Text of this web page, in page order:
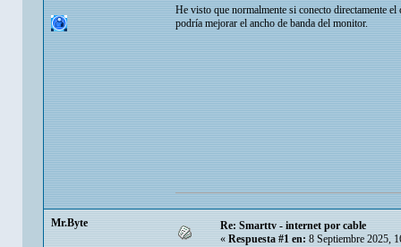
He visto que normalmente si conecto directamente
podría mejorar el ancho de banda del monitor.
Mr.Byte
Re: Smarttv - internet por cable
« Respuesta #1 en: 8 Septiembre 2025,